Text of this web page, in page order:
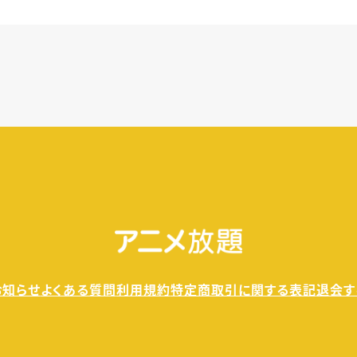
らせよくある質問利用規約特定商取引に関する表記退会